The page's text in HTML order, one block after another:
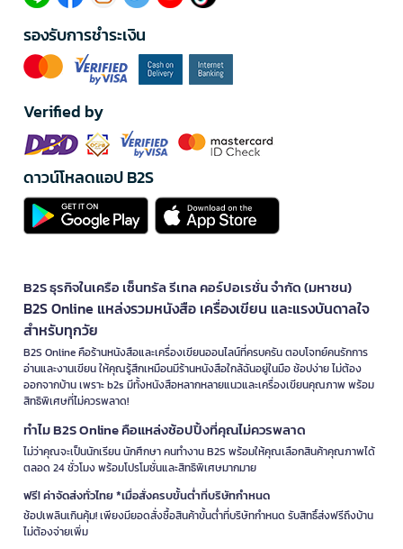
รองรับการชำระเงิน
Verified by
ดาวน์โหลดแอป B2S
B2S ธุรกิจในเครือ เซ็นทรัล รีเทล คอร์ปอเรชั่น จำกัด (มหาชน)
B2S Online แหล่งรวมหนังสือ เครื่องเขียน และแรงบันดาลใจ
สำหรับทุกวัย
B2S Online คือร้านหนังสือและเครื่องเขียนออนไลน์ที่ครบครัน ตอบโจทย์คนรักการ
อ่านและงานเขียน ให้คุณรู้สึกเหมือนมีร้านหนังสือใกล้ฉันอยู่ในมือ ช้อปง่าย ไม่ต้อง
ออกจากบ้าน เพราะ b2s มีทั้งหนังสือหลากหลายแนวและเครื่องเขียนคุณภาพ พร้อม
สิทธิพิเศษที่ไม่ควรพลาด!
ทำไม B2S Online คือแหล่งช้อปปิ้งที่คุณไม่ควรพลาด
ไม่ว่าคุณจะเป็นนักเรียน นักศึกษา คนทำงาน B2S พร้อมให้คุณเลือกสินค้าคุณภาพได้
ตลอด 24 ชั่วโมง พร้อมโปรโมชั่นและสิทธิพิเศษมากมาย
ฟรี! ค่าจัดส่งทั่วไทย *เมื่อสั่งครบขั้นต่ำที่บริษัทกำหนด
ช้อปเพลินเกินคุ้ม! เพียงมียอดสั่งซื้อสินค้าขั้นต่ำที่บริษัทกำหนด รับสิทธิ์ส่งฟรีถึงบ้าน
ไม่ต้องจ่ายเพิ่ม